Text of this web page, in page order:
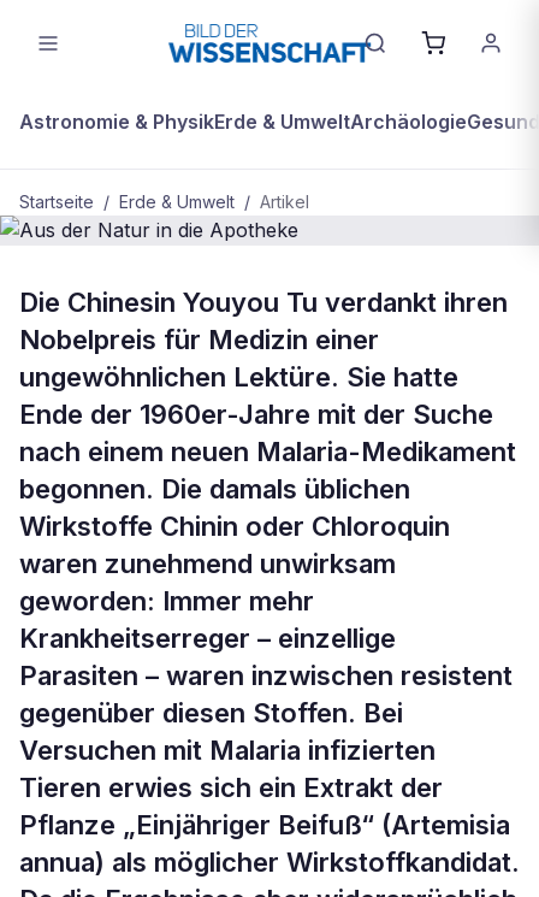
Astronomie & PhysikErde & UmweltArchäologie
Startseite / Erde & Umwelt / Artikel
BDW Plus ERDE & UMWELT
Aus der Natur in die Apotheke
Die Chinesin Youyou Tu verdankt ihren
Nobelpreis für Medizin einer
ungewöhnlichen Lektüre. Sie hatte
Ende der 1960er-Jahre mit der Suche
nach einem neuen Malaria-Medikament
begonnen. Die damals üblichen
Wirkstoffe Chinin oder Chloroquin
waren zunehmend unwirksam
geworden: Immer mehr
Krankheitserreger – einzellige
Parasiten – waren inzwischen resistent
gegenüber diesen Stoffen. Bei
Versuchen mit Malaria infizierten
Tieren erwies sich ein Extrakt der
Pflanze „Einjähriger Beifuß“ (Artemisia
annua) als möglicher Wirkstoffkandidat.